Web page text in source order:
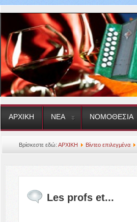
ΑΡΧΙΚΗ ΝΕΑ ΝΟΜΟΘΕΣΙΑ
Βρίσκεστε εδώ:ΑΡΧΙΚΗ Βίντεο επιλεγμένα
Les profs et...